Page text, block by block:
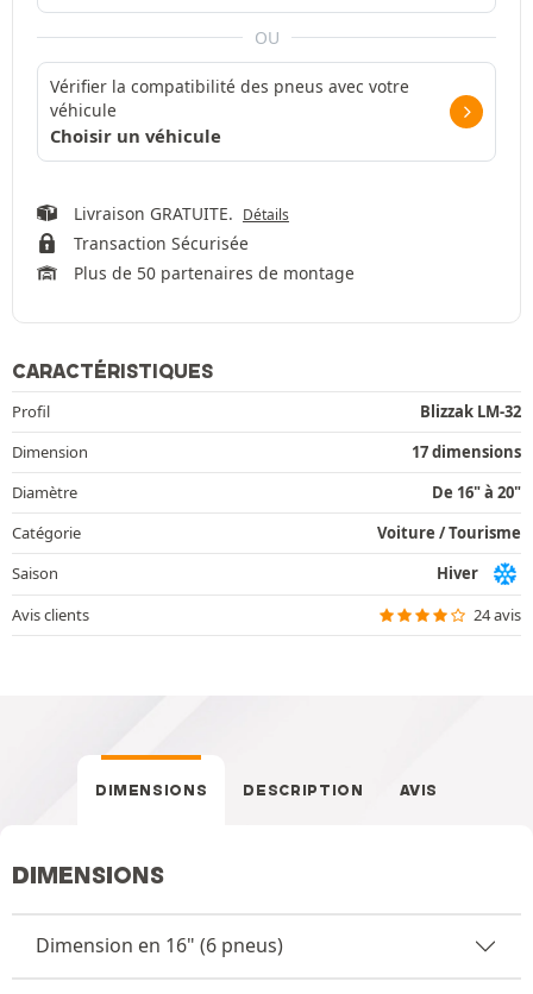
OU
Vérifier la compatibilité des pneus avec votre
véhicule
Choisir un véhicule
Livraison GRATUITE. Détails
Transaction Sécurisée
Plus de 50 partenaires de montage
CARACTÉRISTIQUES
Profil
Blizzak LM-32
Dimension
17 dimensions
Diamètre
De 16" à 20"
Catégorie
Voiture / Tourisme
Saison
Hiver
Avis clients
24 avis
DIMENSIONS DESCRIPTION AVIS
DIMENSIONS
Dimension en 16" (6 pneus)